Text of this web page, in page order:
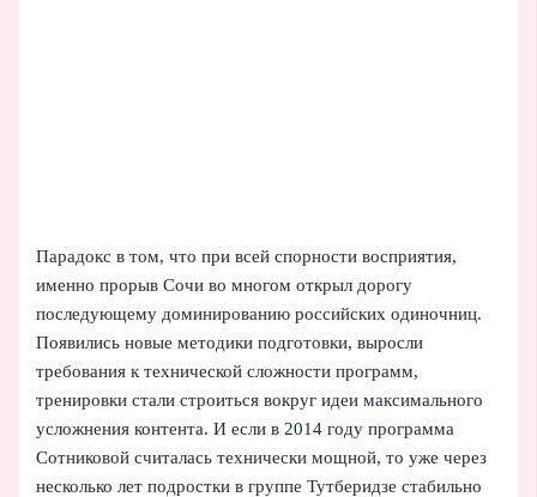
Парадокс в том, что при всей спорности восприятия,
именно прорыв Сочи во многом открыл дорогу
последующему доминированию российских одиночниц.
Появились новые методики подготовки, выросли
требования к технической сложности программ,
тренировки стали строиться вокруг идеи максимального
усложнения контента. И если в 2014 году программа
Сотниковой считалась технически мощной, то уже через
несколько лет подростки в группе Тутберидзе стабильно